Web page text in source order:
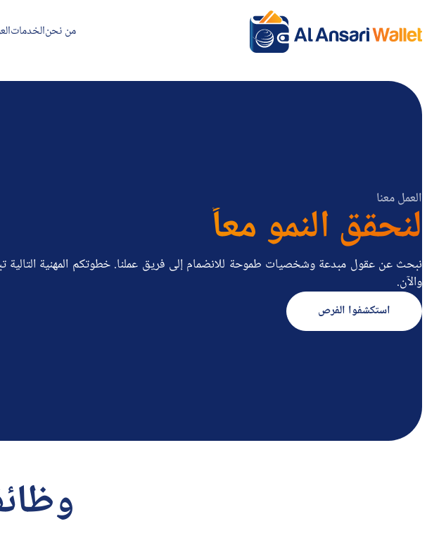
من نحنالخدمات
العمل معنا
لنحقق النمو معاً
نبحث عن عقول مبدعة وشخصيات طموحة للانضمام إلى فريق عملنا. خطوتكم المهنية التالية
والآن.
استكشفوا الفرص